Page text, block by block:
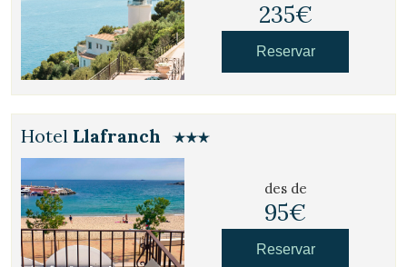
235€
Reservar
Hotel Llafranch
des de
95€
Reservar